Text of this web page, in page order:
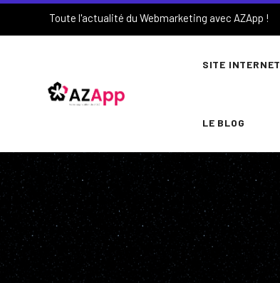
Toute l'actualité du Webmarketing avec AZApp !
SITE INTERNET
LE BLOG